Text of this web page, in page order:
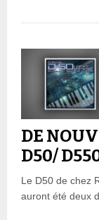
DE
D50/
Le D50 de chez
auront été deux